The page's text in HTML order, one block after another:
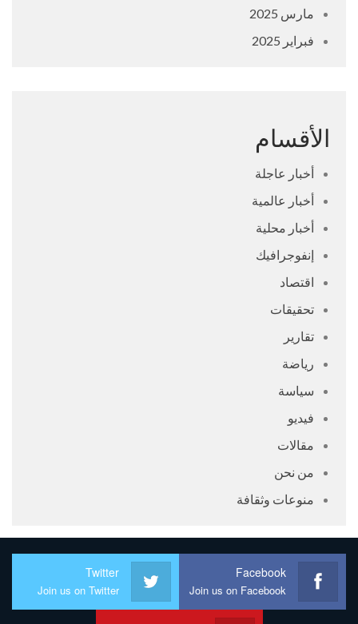
مارس 2025
فبراير 2025
الأقسام
أخبار عاجلة
أخبار عالمية
أخبار محلية
إنفوجرافيك
اقتصاد
تحقيقات
تقارير
رياضة
سياسة
فيديو
مقالات
من نحن
منوعات وثقافة
Facebook
Join us on Facebook
Twitter
Join us on Twitter